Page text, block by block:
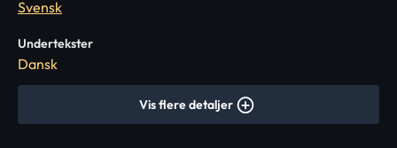
Svensk
Undertekster
Dansk
Vis flere detaljer